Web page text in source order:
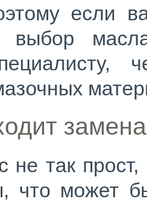
если
выбор
не так
что может